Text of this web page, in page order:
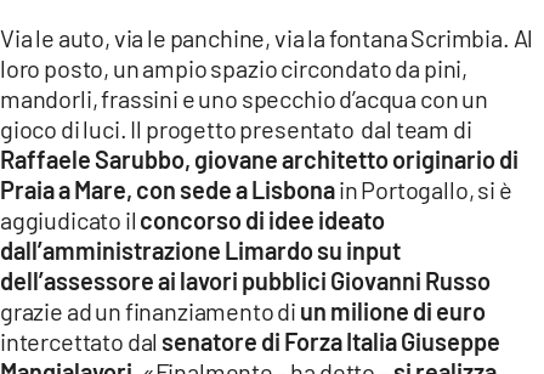
ANDROID
APPLE
Via le auto, via le panchine, via la fontana Scrimbia. Al
loro posto, un ampio spazio circondato da pini,
mandorli, frassini e uno specchio d’acqua con un
gioco di luci. Il progetto presentato dal team di
Raffaele Sarubbo, giovane architetto originario di
Praia a Mare, con sede a Lisbonain Portogallo, si è
aggiudicato il concorso di idee ideato
dall’amministrazione Limardo su input
dell’assessore ai lavori pubblici Giovanni Russo
grazie ad un finanziamento di un milione di euro
intercettato dal senatore di Forza Italia Giuseppe